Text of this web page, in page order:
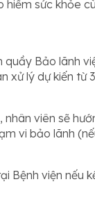
hiểm sức khỏe
Bảo lãnh
xử lý dự kiến từ
nhân viên sẽ
vi bảo lãnh
Bệnh viện nếu